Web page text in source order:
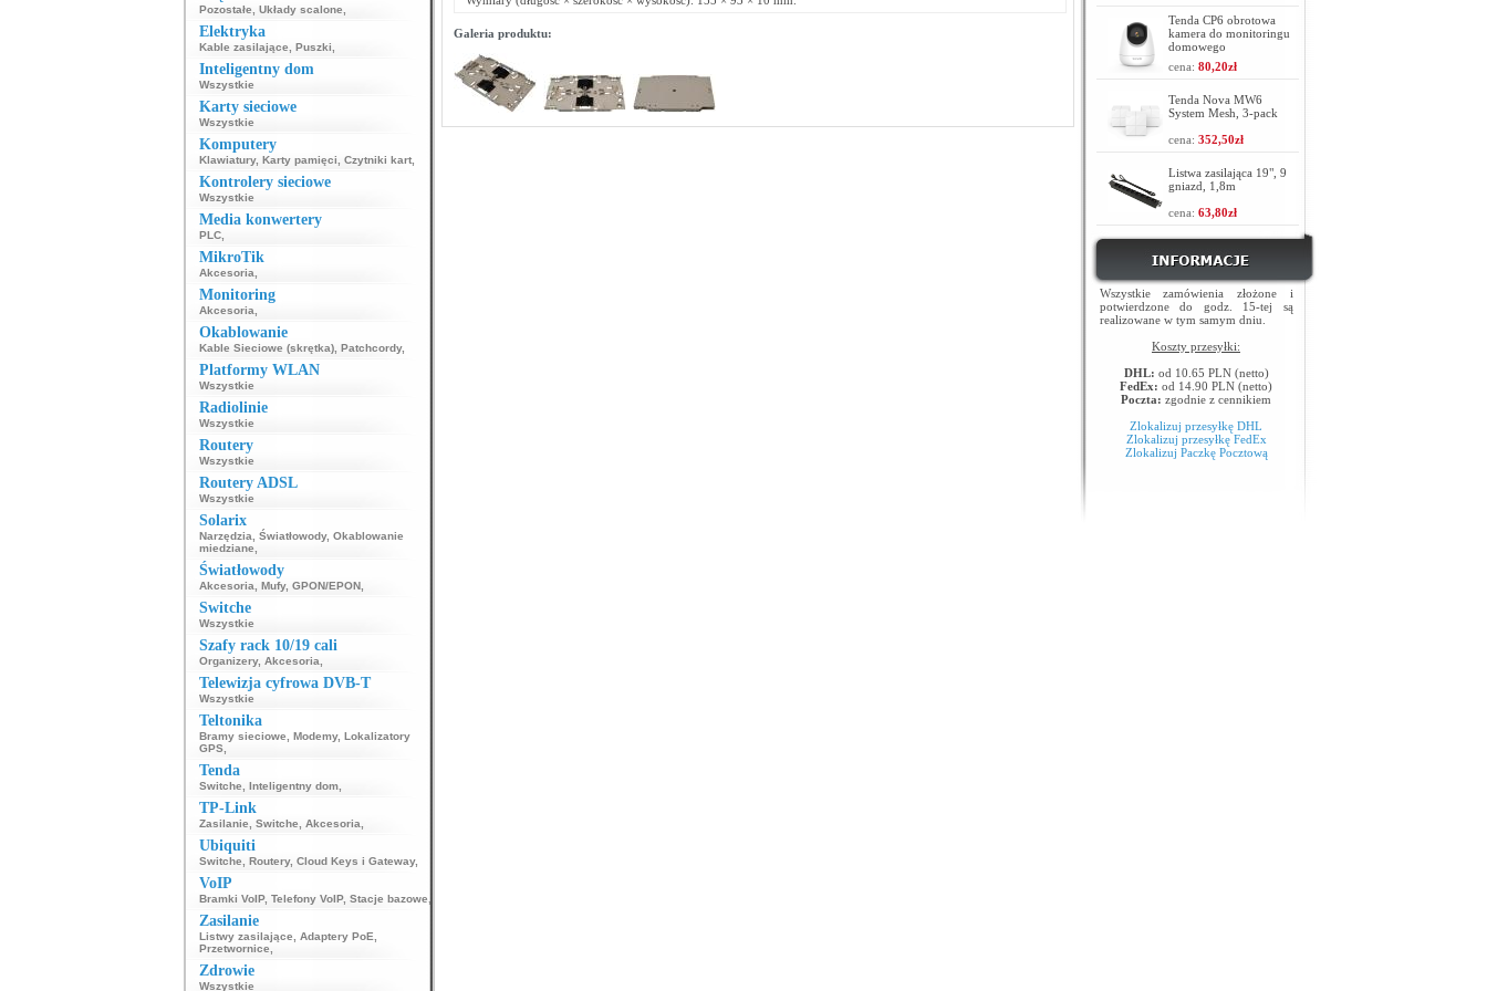
Pozostałe Układy scalone
Elektryka
Kable zasilające Puszki
Inteligentny dom
Wszystkie
Karty sieciowe
Wszystkie
Komputery
Klawiatury, Karty pamięci Czytniki kart,
Kontrolery sieciowe
Wszystkie
Media konwertery
PLC,
MikroTik
Akcesoria
Monitoring
Akcesoria
Okablowanie
Kable Sieciowe (skrętka), Patchcordy,
Platformy WLAN
Wszystkie
Radiolinie
Wszystkie
Routery
Wszystkie
Routery ADSL
Wszystkie
Solarix
Narzędzia Światłowody, Okablowanie
miedziane
Światłowody
Akcesoria Mufy, GPON/EPON,
Switche
Wszystkie
Szafy rack 10/19 cali
Organizery, Akcesoria
Telewizja cyfrowa DVB-T
Wszystkie
Teltonika
Bramy sieciowe Modemy, Lokalizatory
GPS,
Tenda
Switche Inteligentny dom,
TP-Link
Zasilanie Switche Akcesoria
Ubiquiti
Switche Routery, Cloud Keys i Gateway,
VoIP
Bramki VoIP, Telefony VoIP, Stacje bazowe
Zasilanie
Listwy zasilające Adaptery PoE
Przetwornice
Zdrowie
Wszystkie
Galeria produktu:
Tenda CP6 obrotowa
kamera do monitoringu
domowego
cena: 80,20zł
Tenda Nova MW6
System Mesh, 3-pack
cena: 352,50zł
Listwa zasilająca 19", 9
gniazd, 1,8m
cena: 63,80zł
Wszystkie zamówienia złożone i
potwierdzone do godz. 15-tej są
realizowane w tym samym dniu.
Koszty przesyłki:
DHL: od 10.65 PLN (netto)
FedEx: od 14.90 PLN (netto)
Poczta: zgodnie z cennikiem
Zlokalizuj przesyłkę DHL
Zlokalizuj przesyłkę FedEx
Zlokalizuj Paczkę Pocztową